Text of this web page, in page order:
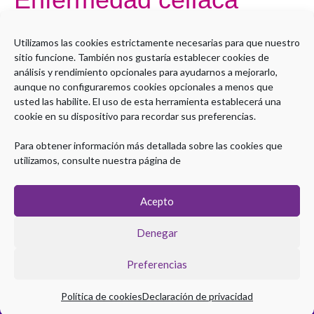
Utilizamos las cookies estrictamente necesarias para que nuestro
sitio funcione. También nos gustaría establecer cookies de
análisis y rendimiento opcionales para ayudarnos a mejorarlo,
aunque no configuraremos cookies opcionales a menos que
usted las habilite. El uso de esta herramienta establecerá una
cookie en su dispositivo para recordar sus preferencias.
Para obtener información más detallada sobre las cookies que
utilizamos, consulte nuestra página de
Acepto
Denegar
Preferencias
Política de cookiesDeclaración de privacidad
Open to access this content
celíaca
Leer más »
Política de Privacidad|Política de Cookies